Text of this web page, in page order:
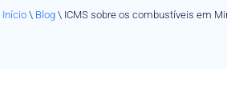
Início \ Blog \ ICMS sobre os combustíveis em